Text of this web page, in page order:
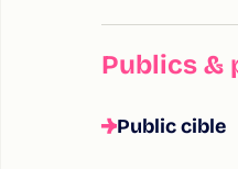
Publics &
Public cible